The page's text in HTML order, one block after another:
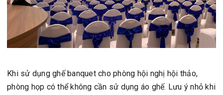
Khi sử dụng ghế banquet cho phòng hội nghị hội thảo,
phòng họp có thể không cần sử dụng áo ghế. Lưu ý nhỏ khi